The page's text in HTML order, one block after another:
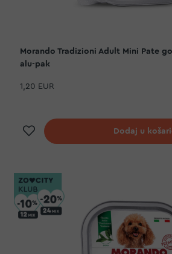
Morando Tradizioni Adult Mini Pate
alu-pak
1,20 EUR
Dodaj na listu želja
Dodaj u